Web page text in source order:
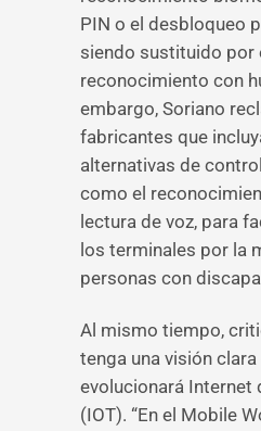
PIN o el desbloqueo
siendo sustituido por
reconocimiento con
embargo, Soriano
fabricantes que
alternativas de
como el
lectura de voz, para
los terminales por la
personas con
Al mismo tiempo,
tenga una visión
evolucionará Internet
(IOT). “En el Mobile